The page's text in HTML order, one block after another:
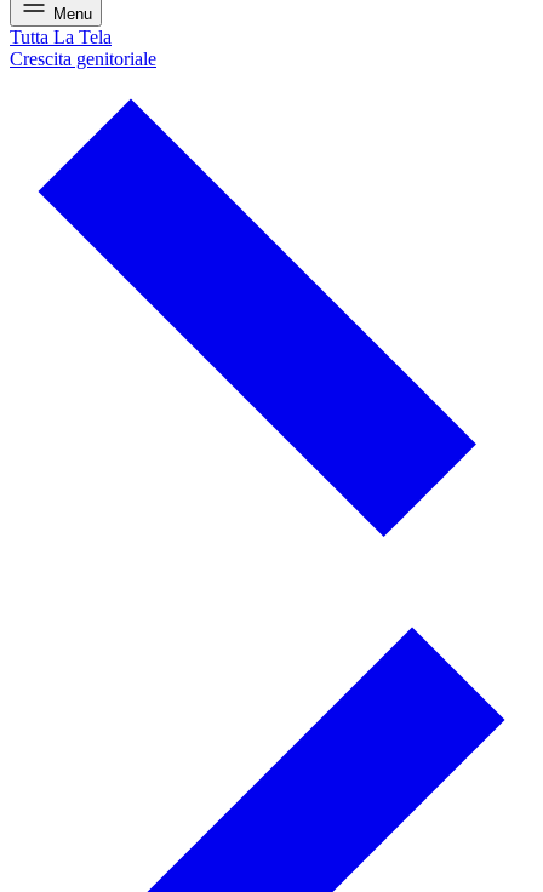
Menu
Tutta La Tela
Crescita genitoriale